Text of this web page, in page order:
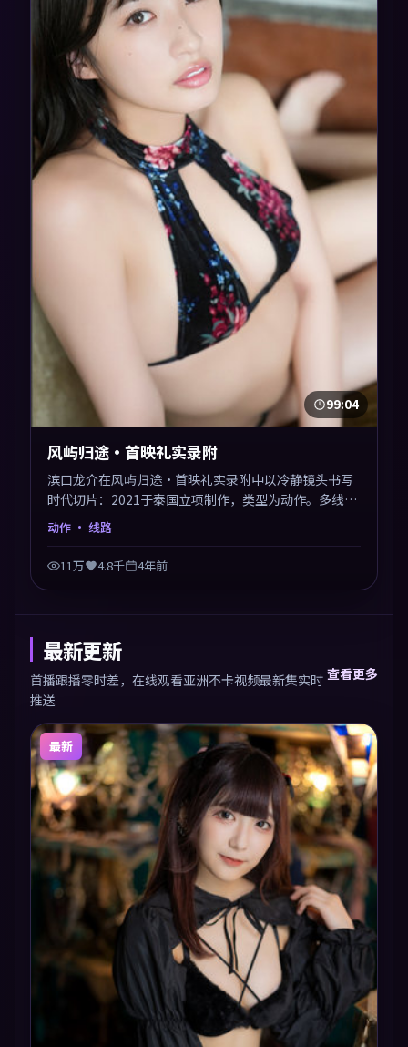
99:04
风屿归途·首映礼实录附
滨口龙介在风屿归途·首映礼实录附中以冷静镜头书写
时代切片：2021于泰国立项制作，类型为动作。多线叙
事交汇于终局，真相与救赎并行，适合喜欢细读表演的
像。
动作 · 线路
11万 4.8千 4年前
最新更新
首播跟播零时差，在线观看亚洲不卡视频最新集实时
推送
查看更多
最新